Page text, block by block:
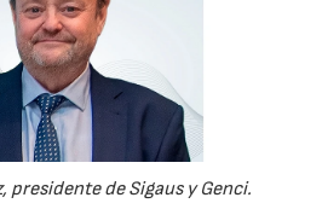
presidente de Sigaus y Genci.